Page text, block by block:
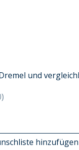
und
Produkts ist
hinzufügen